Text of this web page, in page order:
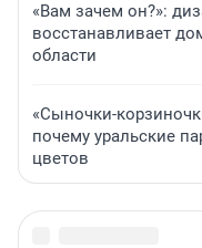
«Вам зачем он?»:
восстанавливает
области
«Сыночки-
почему уральские
цветов